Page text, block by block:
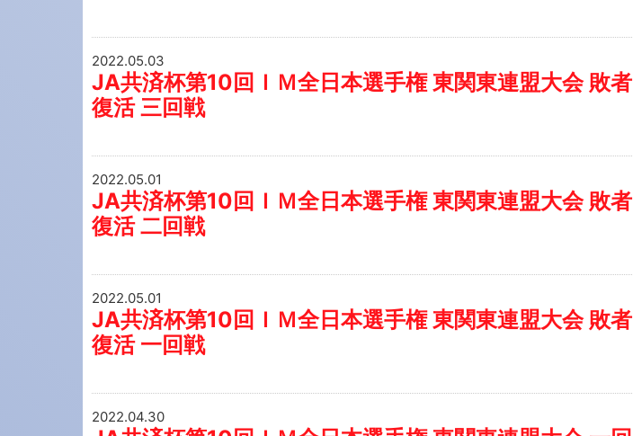
2022.05.03
JA共済杯第10回ＩＭ全日本選手権 東関東連盟大会 敗者
復活 三回戦
2022.05.01
JA共済杯第10回ＩＭ全日本選手権 東関東連盟大会 敗者
復活 二回戦
2022.05.01
JA共済杯第10回ＩＭ全日本選手権 東関東連盟大会 敗者
復活 一回戦
2022.04.30